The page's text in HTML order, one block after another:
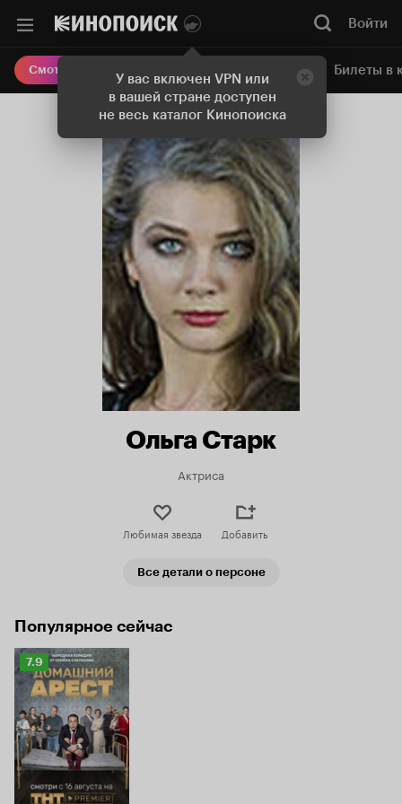
У вас включен VPN или
в вашей стране доступен
не весь каталог Кинопоиска
Войти
Смотреть кино Онлайн-кинотеатр Билеты в
Ольга Старк
Актриса
Любимая звезда Добавить
Все детали о персоне
Популярное сейчас
Рейтинг
Кинопоиска
7.9
7.9